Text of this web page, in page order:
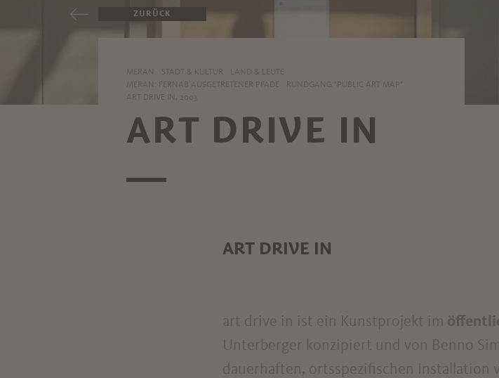
ZURÜCK
MERAN STADT & KULTUR
LAND & LEUTE
MERAN: FERNAB AUSGETRETENER PFADE
RUNDGANG "PUBLIC ART MAP"
ART DRIVE IN, 2003
ART DRIVE IN
ART DRIVE IN
art drive in ist ein Kunstprojekt im
Unterberger konzipiert und von Benno
dauerhaften, ortsspezifischen Installation